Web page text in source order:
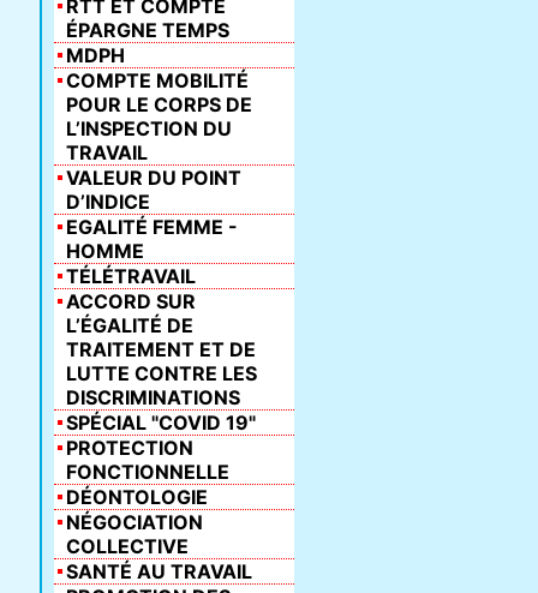
RTT ET COMPTE
ÉPARGNE TEMPS
MDPH
COMPTE MOBILITÉ
POUR LE CORPS DE
L’INSPECTION DU
TRAVAIL
VALEUR DU POINT
D’INDICE
EGALITÉ FEMME -
HOMME
TÉLÉTRAVAIL
ACCORD SUR
L’ÉGALITÉ DE
TRAITEMENT ET DE
LUTTE CONTRE LES
DISCRIMINATIONS
SPÉCIAL "COVID 19"
PROTECTION
FONCTIONNELLE
DÉONTOLOGIE
NÉGOCIATION
COLLECTIVE
SANTÉ AU TRAVAIL